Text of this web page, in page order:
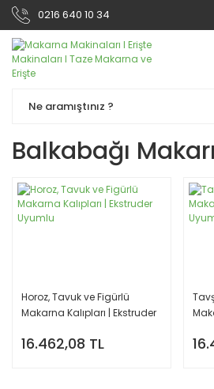
0216 640 10 34
Balkabağı
Horoz, Tavuk ve Figürlü
Makarna Kalıpları | Ekstruder
16.462,08 TL